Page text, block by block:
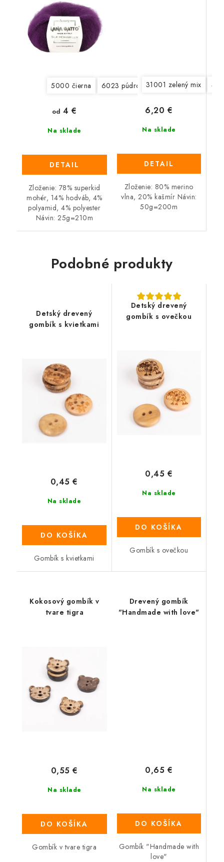
5000 čierna 6023 púdrová ružová 6024 jasná
Na sklade
od 4 €
DETAIL
Zloženie: 78% superkid
mohér, 14% hodváb, 4%
polyamid, 4% polyester
Návin: 25g=210m
31001 zelený mix
Na sklade
6,20 €
DETAIL
Zloženie: 80% merino
vlna, 20% kašmír Návin:
50g=200m
Podobné produkty
Detský drevený
gombík s kvietkami
Na sklade
0,45 €
DO KOŠÍKA
Gombík s kvietkami
Detský drevený
gombík s ovečkou
Na sklade
0,45 €
DO KOŠÍKA
Gombík s ovečkou
Kokosový gombík v
tvare tigra
Na sklade
0,55 €
DO KOŠÍKA
Gombík v tvare tigra
Drevený gombík
"Handmade with love"
Na sklade
0,65 €
DO KOŠÍKA
Gombík "Handmade with
love"